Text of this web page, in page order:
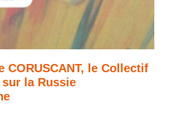
CORUSCANT, le Collectif
la Russie